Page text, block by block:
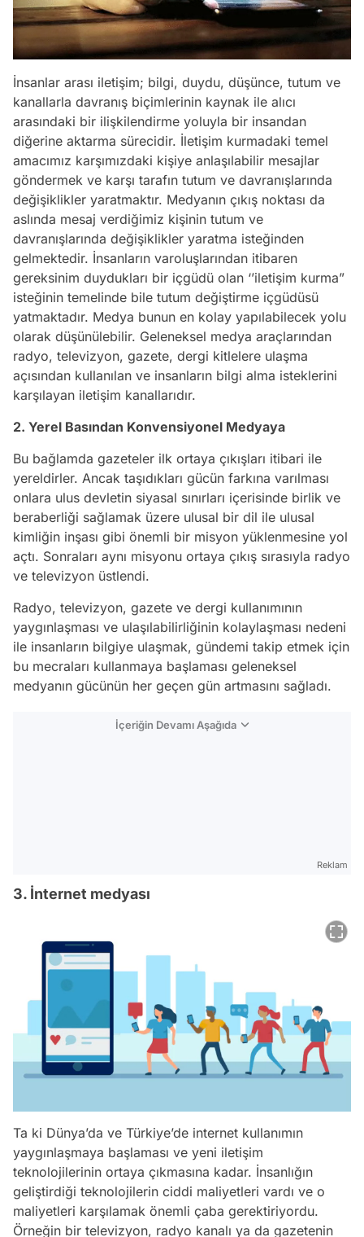
İnsanlar arası iletişim; bilgi, duydu, düşünce, tutum ve
kanallarla davranış biçimlerinin kaynak ile alıcı
arasındaki bir ilişkilendirme yoluyla bir insandan
diğerine aktarma sürecidir. İletişim kurmadaki temel
amacımız karşımızdaki kişiye anlaşılabilir mesajlar
göndermek ve karşı tarafın tutum ve davranışlarında
değişiklikler yaratmaktır. Medyanın çıkış noktası da
aslında mesaj verdiğimiz kişinin tutum ve
davranışlarında değişiklikler yaratma isteğinden
gelmektedir. İnsanların varoluşlarından itibaren
gereksinim duydukları bir içgüdü olan ‘’iletişim kurma”
isteğinin temelinde bile tutum değiştirme içgüdüsü
yatmaktadır. Medya bunun en kolay yapılabilecek yolu
olarak düşünülebilir. Geleneksel medya araçlarından
radyo, televizyon, gazete, dergi kitlelere ulaşma
açısından kullanılan ve insanların bilgi alma isteklerini
karşılayan iletişim kanallarıdır.
2. Yerel Basından Konvensiyonel Medyaya
Bu bağlamda gazeteler ilk ortaya çıkışları itibari ile
yereldirler. Ancak taşıdıkları gücün farkına varılması
onlara ulus devletin siyasal sınırları içerisinde birlik ve
beraberliği sağlamak üzere ulusal bir dil ile ulusal
kimliğin inşası gibi önemli bir misyon yüklenmesine yol
açtı. Sonraları aynı misyonu ortaya çıkış sırasıyla radyo
ve televizyon üstlendi.
Radyo, televizyon, gazete ve dergi kullanımının
yaygınlaşması ve ulaşılabilirliğinin kolaylaşması nedeni
ile insanların bilgiye ulaşmak, gündemi takip etmek için
bu mecraları kullanmaya başlaması geleneksel
medyanın gücünün her geçen gün artmasını sağladı.
İçeriğin Devamı Aşağıda
Reklam
3. İnternet medyası
Ta ki Dünya’da ve Türkiye’de internet kullanımın
yaygınlaşmaya başlaması ve yeni iletişim
teknolojilerinin ortaya çıkmasına kadar. İnsanlığın
geliştirdiği teknolojilerin ciddi maliyetleri vardı ve o
maliyetleri karşılamak önemli çaba gerektiriyordu.
Örneğin bir televizyon, radyo kanalı ya da gazetenin